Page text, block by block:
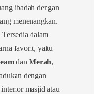
ibadah dengan
menenangkan.
Tersedia dalam
favorit, yaitu
dan Merah,
dengan
masjid atau